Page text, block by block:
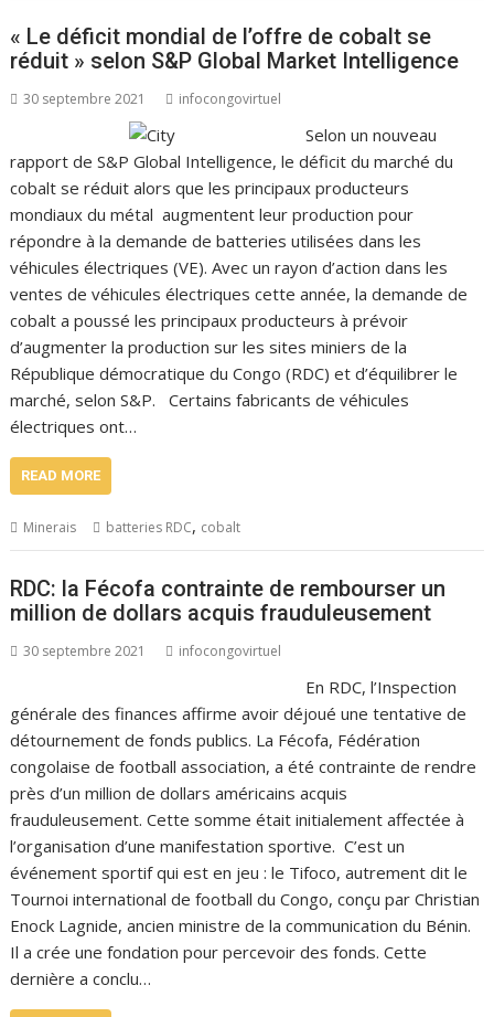
« Le déficit mondial de l’offre de cobalt se
réduit » selon S&P Global Market Intelligence
30 septembre 2021 infocongovirtuel
Selon un nouveau
rapport de S&P Global Intelligence, le déficit du marché du
cobalt se réduit alors que les principaux producteurs
mondiaux du métal augmentent leur production pour
répondre à la demande de batteries utilisées dans les
véhicules électriques (VE). Avec un rayon d’action dans les
ventes de véhicules électriques cette année, la demande de
cobalt a poussé les principaux producteurs à prévoir
d’augmenter la production sur les sites miniers de la
République démocratique du Congo (RDC) et d’équilibrer le
marché, selon S&P. Certains fabricants de véhicules
électriques ont…
READ MORE
Minerais batteries RDC, cobalt
RDC: la Fécofa contrainte de rembourser un
million de dollars acquis frauduleusement
30 septembre 2021 infocongovirtuel
En RDC, l’Inspection
générale des finances affirme avoir déjoué une tentative de
détournement de fonds publics. La Fécofa, Fédération
congolaise de football association, a été contrainte de rendre
près d’un million de dollars américains acquis
frauduleusement. Cette somme était initialement affectée à
l’organisation d’une manifestation sportive. C’est un
événement sportif qui est en jeu : le Tifoco, autrement dit le
Tournoi international de football du Congo, conçu par Christian
Enock Lagnide, ancien ministre de la communication du Bénin.
Il a crée une fondation pour percevoir des fonds. Cette
dernière a conclu…